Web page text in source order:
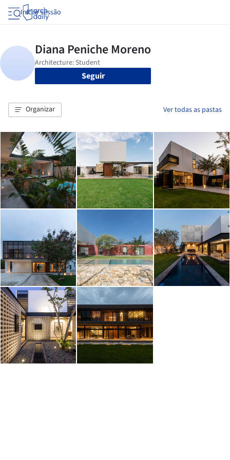
Iniciar sessão
Seguir
Organizar Ver todas as pastas